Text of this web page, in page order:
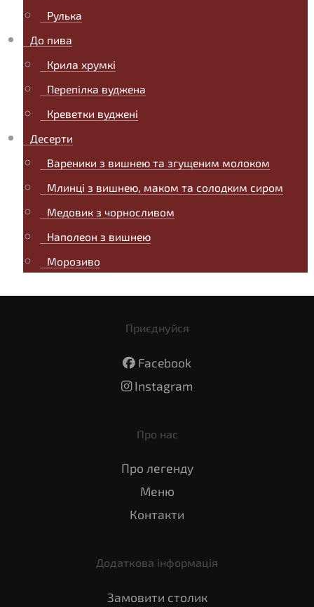
Рулька
До пива
Крила хрумкі
Перепілка вуджена
Креветки вуджені
Десерти
Вареники з вишнею та згущеним молоком
Млинці з вишнею, маком та солодким сиром
Медовик з чорносливом
Наполеон з вишнею
Морозиво
Приєднуйся
Facebook
Instagram
Про нас
Про легенду
Меню
Контакти
Додаткова інформація
Замовити столик